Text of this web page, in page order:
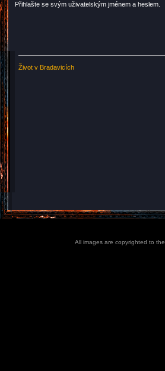
Přihlašte se svým uživatelským jménem a heslem.
Život v Bradavicích
All images are copyrighted to